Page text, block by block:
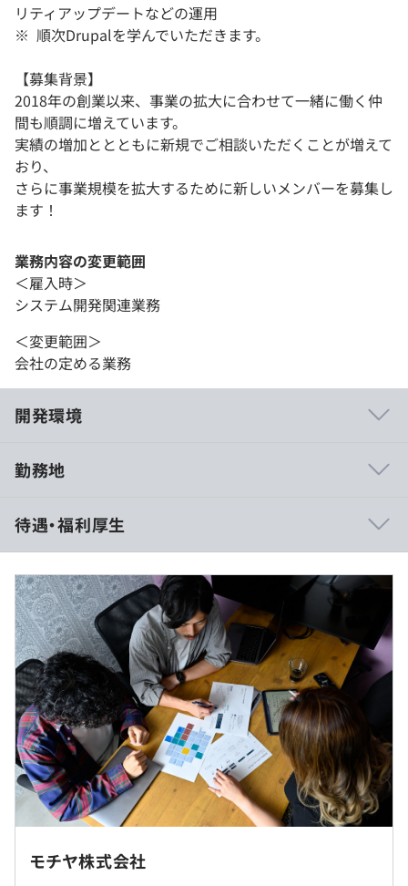
リティアップデートなどの運用
※ 順次Drupalを学んでいただきます。
【募集背景】
2018年の創業以来、事業の拡大に合わせて一緒に働く仲
間も順調に増えています。
実績の増加ととともに新規でご相談いただくことが増えて
おり、
さらに事業規模を拡大するために新しいメンバーを募集し
ます！
業務内容の変更範囲
＜雇入時＞
システム開発関連業務
＜変更範囲＞
会社の定める業務
開発環境
で、Drupalに携わったことがない方や技術面で自信がな
い方であってもやる気さえあれば育つことができる環境で
す。
書籍購入、資格取得支援、セミナー参加など各種補助制度
あり
ウォーターフォール、アジャイル
勤務地
待遇・福利厚生
■賃金形態：月給制
■賃金の決定方法：当社規定により決定いたします
■月給：約339,550円～591,750円
・基本給：約240,200円〜423,500円
・手当て：20,000円〜30,000円
・固定残業代：40時間分、約79,350円～138,250円（超
過分は別途支給）
（※想定年収は年収提示額を保証するものではありません）
モチヤ株式会社